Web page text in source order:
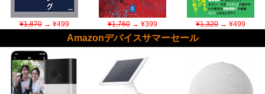
¥1,870→ ¥499 ¥1,760→ ¥399 ¥1,320→ ¥499
Amazonデバイスサマーセール